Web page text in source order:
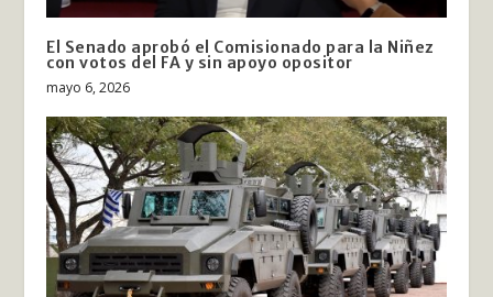
El Senado aprobó el Comisionado para la Niñez
con votos del FA y sin apoyo opositor
mayo 6, 2026